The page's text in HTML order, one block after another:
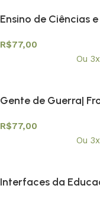
Ensino de Ciências
Aprendizagem
R$77,00
Ou
Gente de Guerra|
R$77,00
Ou
Interfaces da